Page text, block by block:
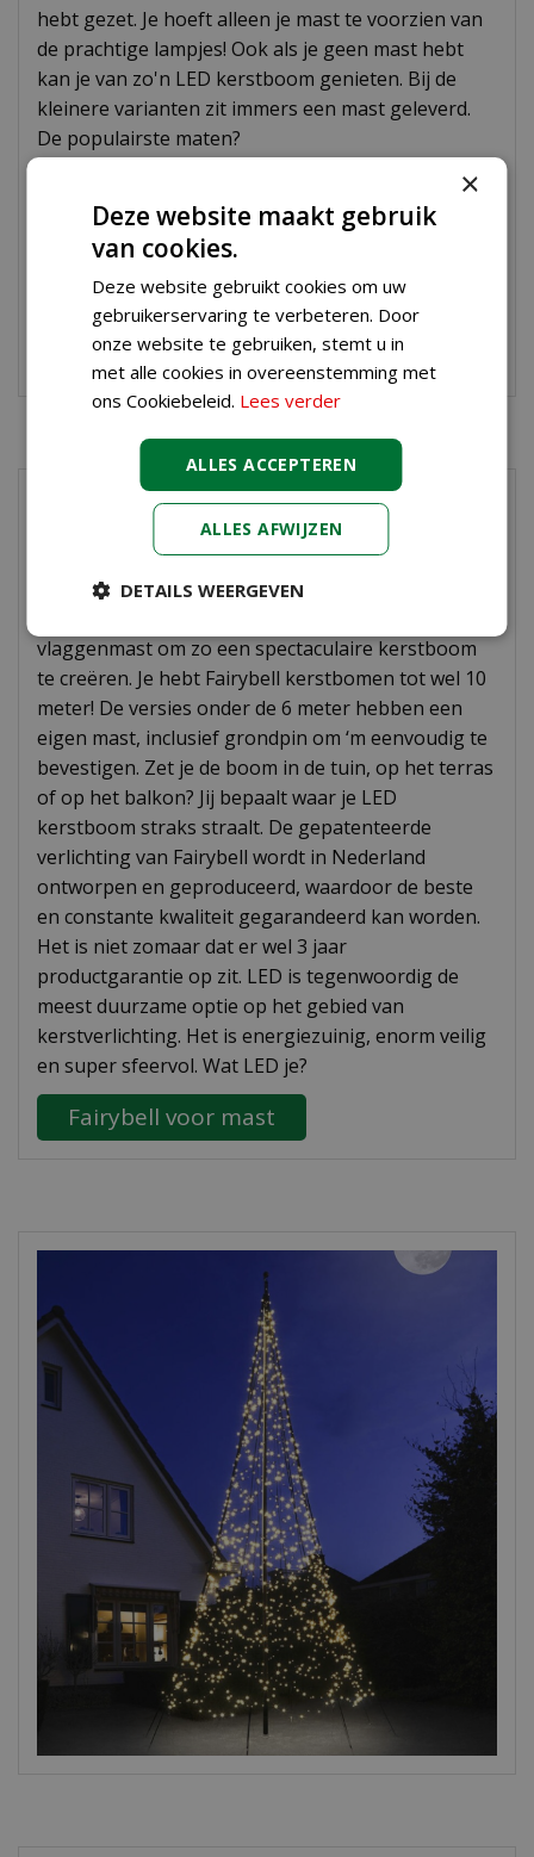
hebt gezet. Je hoeft alleen je mast te voorzien van
de prachtige lampjes! Ook als je geen mast hebt
kan je van zo'n LED kerstboom genieten. Bij de
kleinere varianten zit immers een mast geleverd.
De populairste maten?
Fairybell 3 meter
Fairybell 4 meter
nogal wat te kiezen, dus klik lekker rond!
Fairybell inclusief mast
Fairybell kerstboom
Maak van deze kerstperiode iets heel bijzonders.
De unieke vlaggenmast LED verlichting is in minder
vlaggenmast om zo een spectaculaire kerstboom
te creëren. Je hebt Fairybell kerstbomen tot wel 10
meter! De versies onder de 6 meter hebben een
eigen mast, inclusief grondpin om ‘m eenvoudig te
bevestigen. Zet je de boom in de tuin, op het terras
of op het balkon? Jij bepaalt waar je LED
kerstboom straks straalt. De gepatenteerde
verlichting van Fairybell wordt in Nederland
ontworpen en geproduceerd, waardoor de beste
en constante kwaliteit gegarandeerd kan worden.
Het is niet zomaar dat er wel 3 jaar
productgarantie op zit. LED is tegenwoordig de
meest duurzame optie op het gebied van
kerstverlichting. Het is energiezuinig, enorm veilig
en super sfeervol. Wat LED je?
Fairybell voor mast
×
Deze website maakt gebruik
van cookies.
Deze website gebruikt cookies om uw
gebruikerservaring te verbeteren. Door
onze website te gebruiken, stemt u in
met alle cookies in overeenstemming met
ons Cookiebeleid. Lees verder
ALLES ACCEPTEREN
ALLES AFWIJZEN
DETAILS WEERGEVEN